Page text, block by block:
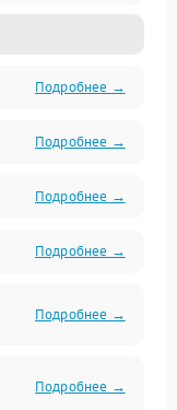
Подробнее →
Подробнее →
Подробнее →
Подробнее →
Подробнее →
Подробнее →